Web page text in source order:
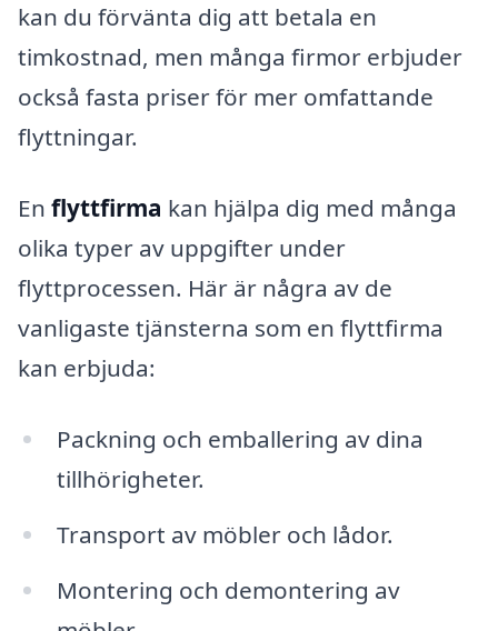
kan du förvänta dig att betala en
timkostnad, men många firmor erbjuder
också fasta priser för mer omfattande
flyttningar.
En flyttfirma kan hjälpa dig med många
olika typer av uppgifter under
flyttprocessen. Här är några av de
vanligaste tjänsterna som en flyttfirma
kan erbjuda:
Packning och emballering av dina
tillhörigheter.
Transport av möbler och lådor.
Montering och demontering av